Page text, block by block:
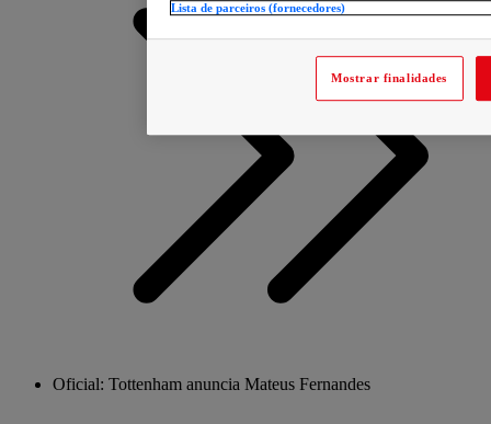
Oficial: Tottenham anuncia Mateus Fernandes
Lista de parceiros (fornecedores)
Mostrar finalidades